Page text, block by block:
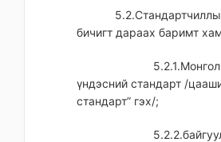
бичигт дараах баримт
үндэсний стандарт /
стандарт” гэх/;